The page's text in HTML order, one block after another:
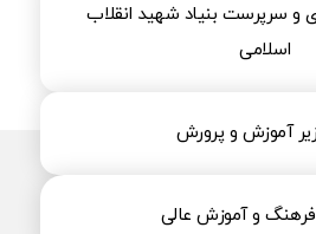
و سرپرست بنیاد شهید انقلاب
اسلامی
آموزش و پرورش
فرهنگ و آموزش عالی